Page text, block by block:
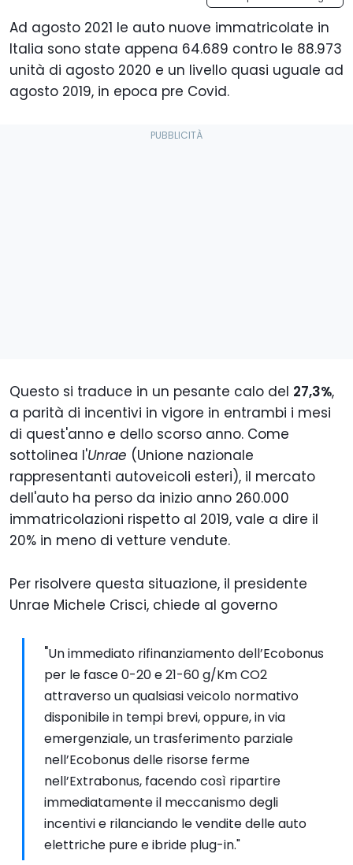
Ad agosto 2021 le auto nuove immatricolate in
Italia sono state appena 64.689 contro le 88.973
unità di agosto 2020 e un livello quasi uguale ad
agosto 2019, in epoca pre Covid.
Questo si traduce in un pesante calo del 27,3%,
a parità di incentivi in vigore in entrambi i mesi
di quest'anno e dello scorso anno. Come
sottolinea l'Unrae (Unione nazionale
rappresentanti autoveicoli esteri), il mercato
dell'auto ha perso da inizio anno 260.000
immatricolazioni rispetto al 2019, vale a dire il
20% in meno di vetture vendute.
Per risolvere questa situazione, il presidente
Unrae Michele Crisci, chiede al governo
"Un immediato rifinanziamento dell’Ecobonus
per le fasce 0-20 e 21-60 g/Km CO2
attraverso un qualsiasi veicolo normativo
disponibile in tempi brevi, oppure, in via
emergenziale, un trasferimento parziale
nell’Ecobonus delle risorse ferme
nell’Extrabonus, facendo così ripartire
immediatamente il meccanismo degli
incentivi e rilanciando le vendite delle auto
elettriche pure e ibride plug-in."